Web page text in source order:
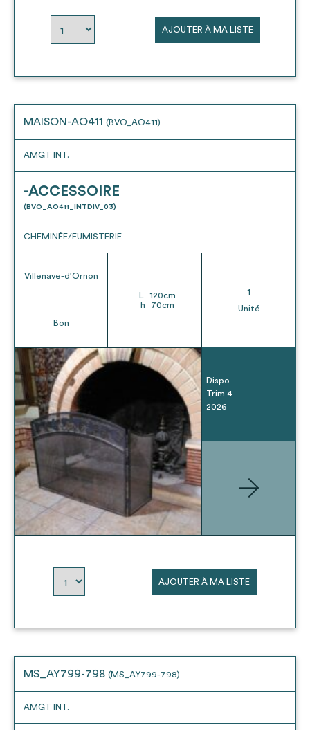
AJOUTER À MA LISTE
MAISON-AO411 (BVO_AO411)
AMGT INT.
-ACCESSOIRE
(BVO_AO411_INTDIV_03)
CHEMINÉE/FUMISTERIE
Villenave-d'Ornon
Bon
L 120cm
h
70cm
1
Unité
Dispo
Trim 4
2026
AJOUTER À MA LISTE
MS_AY799-798 (MS_AY799-798)
AMGT INT.